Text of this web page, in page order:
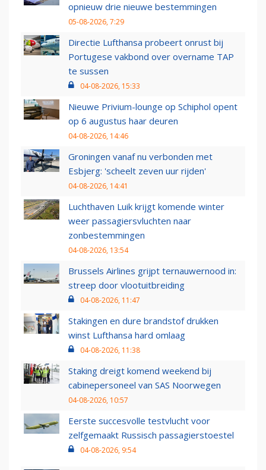
opnieuw drie nieuwe bestemmingen
05-08-2026, 7:29
Directie Lufthansa probeert onrust bij
Portugese vakbond over overname TAP
te sussen
04-08-2026, 15:33
Nieuwe Privium-lounge op Schiphol opent
op 6 augustus haar deuren
04-08-2026, 14:46
Groningen vanaf nu verbonden met
Esbjerg: 'scheelt zeven uur rijden'
04-08-2026, 14:41
Luchthaven Luik krijgt komende winter
weer passagiersvluchten naar
zonbestemmingen
04-08-2026, 13:54
Brussels Airlines grijpt ternauwernood in:
streep door vlootuitbreiding
04-08-2026, 11:47
Stakingen en dure brandstof drukken
winst Lufthansa hard omlaag
04-08-2026, 11:38
Staking dreigt komend weekend bij
cabinepersoneel van SAS Noorwegen
04-08-2026, 10:57
Eerste succesvolle testvlucht voor
zelfgemaakt Russisch passagierstoestel
04-08-2026, 9:54